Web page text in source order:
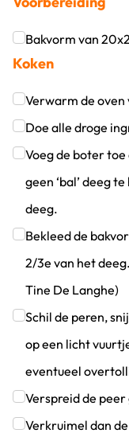
Bakvorm van
Klik om dit
Koken
Verwarm de oven
Klik om dit
Doe alle droge
Klik om dit
Voeg de boter
geen ‘bal’ deeg
deeg.
Klik om dit
Bekleed de
2/3e van het deeg.
Tine De Langhe)
Klik om dit
Schil de peren,
op een licht
eventueel
Klik om dit
Verspreid de
Klik om dit
Verkruimel dan